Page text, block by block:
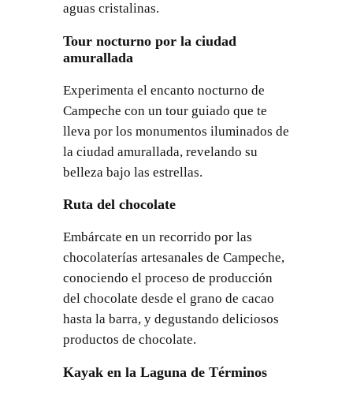
aguas cristalinas.
Tour nocturno por la ciudad
amurallada
Experimenta el encanto nocturno de
Campeche con un tour guiado que te
lleva por los monumentos iluminados de
la ciudad amurallada, revelando su
belleza bajo las estrellas.
Ruta del chocolate
Embárcate en un recorrido por las
chocolaterías artesanales de Campeche,
conociendo el proceso de producción
del chocolate desde el grano de cacao
hasta la barra, y degustando deliciosos
productos de chocolate.
Kayak en la Laguna de Términos